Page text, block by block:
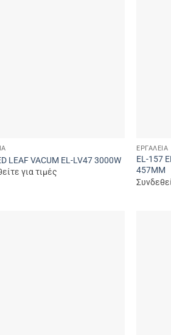
LEAF VACUM EL-LV47 3000W
για τιμές
ΕΡΓΑΛΕΊΑ
EL-157
457MM